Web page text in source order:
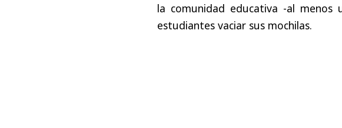
la comunidad educativa -al menos
estudiantes vaciar sus mochilas.